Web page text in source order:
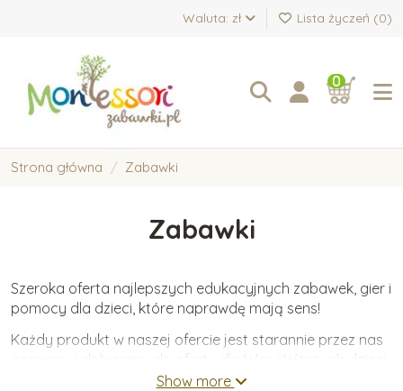
Waluta: zł Lista życzeń (0)
0
Strona główna Zabawki
Zabawki
Szeroka oferta najlepszych edukacyjnych zabawek, gier i
pomocy dla dzieci, które naprawdę mają sens!
Każdy produkt w naszej ofercie jest starannie przez nas
oceniany i dobierany do oferty dla Was i Waszych dzieci.
Oferujemy wyłącznie zabawki wykonane z wysokiej
Show more